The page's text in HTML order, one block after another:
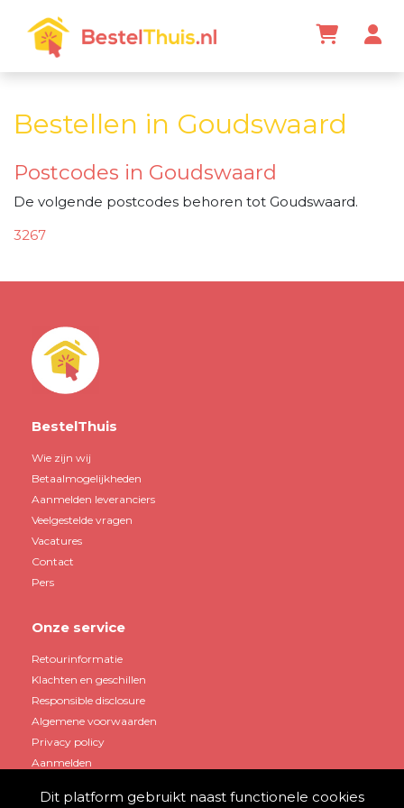
Bestellen in Goudswaard
Postcodes in Goudswaard
De volgende postcodes behoren tot Goudswaard.
3267
BestelThuis
Wie zijn wij
Betaalmogelijkheden
Aanmelden leveranciers
Veelgestelde vragen
Vacatures
Contact
Pers
Onze service
Retourinformatie
Klachten en geschillen
Responsible disclosure
Algemene voorwaarden
Privacy policy
Aanmelden
Dit platform gebruikt naast functionele cookies